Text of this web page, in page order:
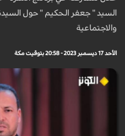
السيد " جعفر الحكيم " حول
والاجتماعية
الأحد 17 ديسمبر 2023 - 20:58 بتوقيت مكة